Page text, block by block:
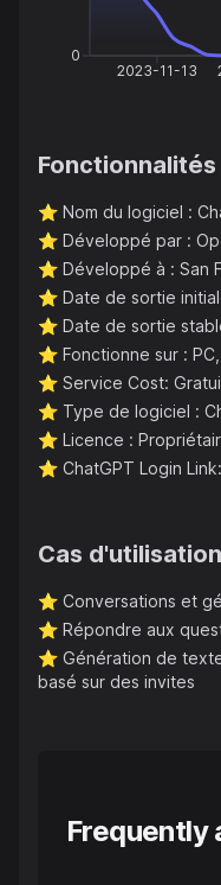
2023-11-13
0
Fonctionnalités
⭐️ Nom du logiciel :
⭐️ Développé par :
⭐️ Développé à : San
⭐️ Date de sortie
⭐️ Date de sortie
⭐️ Fonctionne sur :
⭐️ Service Cost:
⭐️ Type de logiciel :
⭐️ Licence :
⭐️ ChatGPT Login
Cas d'utilisation
⭐️ Conversations et
⭐️ Répondre aux
⭐️ Génération de
basé sur des invites
Frequently